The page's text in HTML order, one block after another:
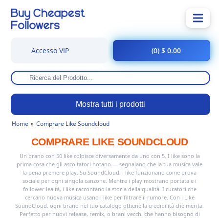
Mostra tutti i prodotti
Accesso VIP (0) $ 0.00
Home Comprare Like Soundcloud
COMPRARE LIKE SOUNDCLOUD
Un brano con 50 like colpisce diversamente da uno con 5. I like sono la
prima cosa che gli ascoltatori notano — segnalano che la tua musica vale
la pena premere play. Su SoundCloud, i like funzionano come prova
sociale per ogni singola canzone. Mentre i play mostrano portata e i
follower lealtà, i like raccontano la storia della qualità. I curatori che
cercano nuova musica usano i like per filtrare il rumore. Con i Like
SoundCloud, ogni brano nel tuo catalogo ottiene la credibilità che merita.
Perfetto per nuovi release, remix, o brani vecchi che hanno bisogno di